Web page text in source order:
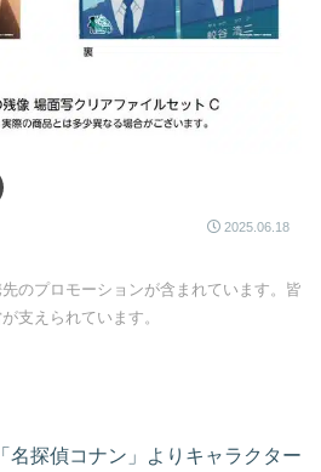
2025.06.18
のプロモーションが含まれています。皆
支えられています。
名探偵コナン」よりキャラクター